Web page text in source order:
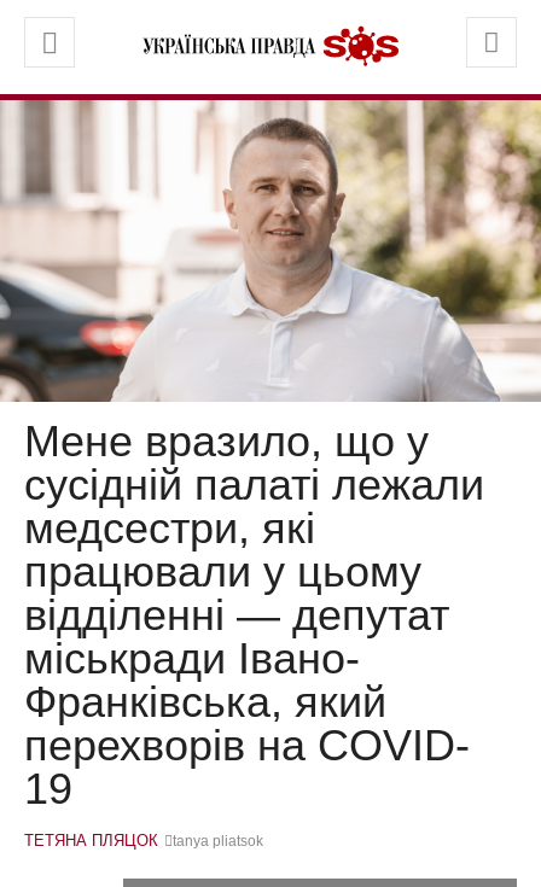
Мене вразило, що у
сусідній палаті лежали
медсестри, які
працювали у цьому
відділенні — депутат
міськради Івано-
Франківська, який
перехворів на COVID-
19
ТЕТЯНА ПЛЯЦОК tanya pliatsok